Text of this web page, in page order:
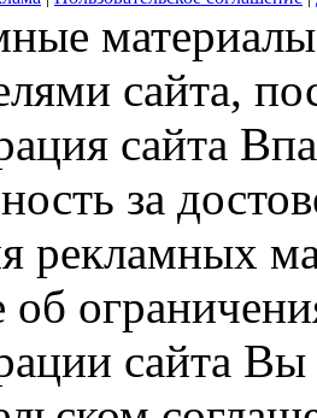
сайта,
сайта
за
рекламных
сайта Вы